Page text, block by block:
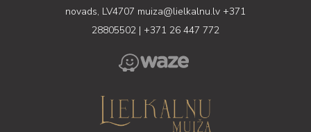
novads, LV4707 muiza@lielkalnu.lv +371
28805502 | +371 26 447 772